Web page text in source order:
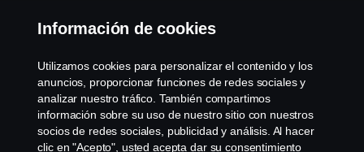
Contacta con nosotros
Whistleblowing
Política de cookies
Cookie settings
Información de cookies
Utilizamos cookies para personalizar el contenido y los
anuncios, proporcionar funciones de redes sociales y
analizar nuestro tráfico. También compartimos
información sobre su uso de nuestro sitio con nuestros
socios de redes sociales, publicidad y análisis. Al hacer
clic en "Acepto", usted acepta dar su consentimiento